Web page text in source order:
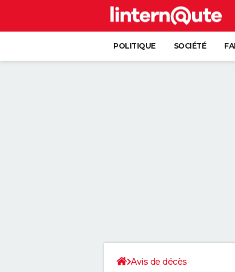
POLITIQUE SOCIÉTÉ
Avis de décès